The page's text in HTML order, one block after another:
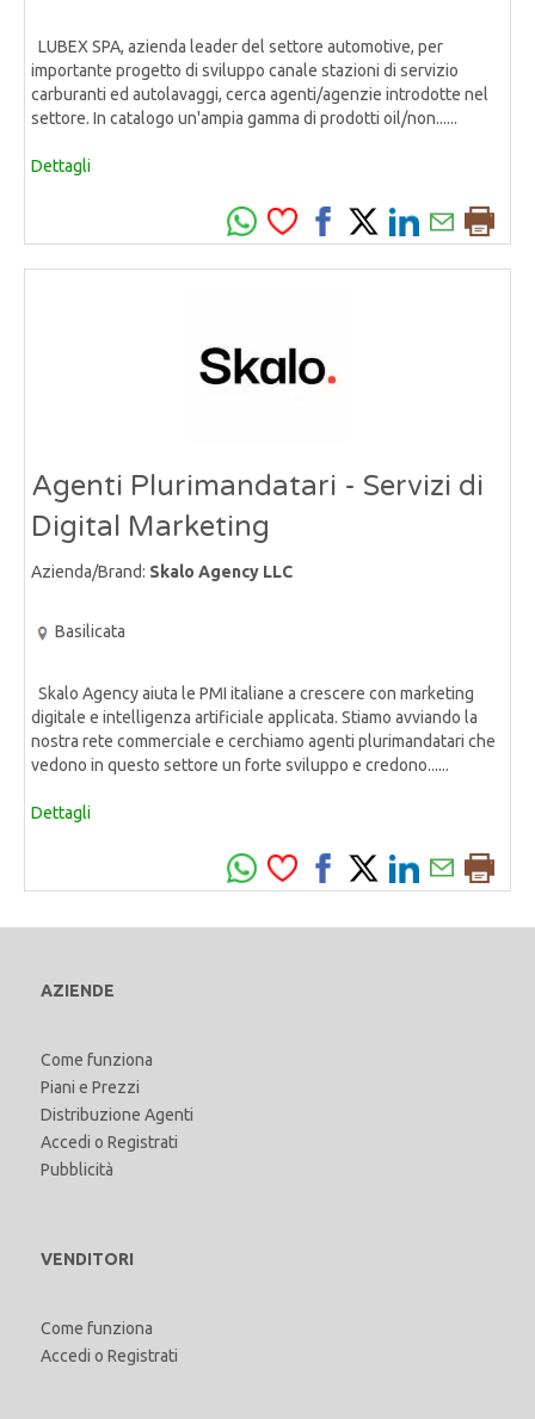
LUBEX SPA, azienda leader del settore automotive, per
importante progetto di sviluppo canale stazioni di servizio
carburanti ed autolavaggi, cerca agenti/agenzie introdotte nel
settore. In catalogo un'ampia gamma di prodotti oil/non......
Dettagli
Agenti Plurimandatari - Servizi di
Digital Marketing
Azienda/Brand: Skalo Agency LLC
Basilicata
Skalo Agency aiuta le PMI italiane a crescere con marketing
digitale e intelligenza artificiale applicata. Stiamo avviando la
nostra rete commerciale e cerchiamo agenti plurimandatari che
vedono in questo settore un forte sviluppo e credono......
Dettagli
AZIENDE
Come funziona
Piani e Prezzi
Distribuzione Agenti
Accedi o Registrati
Pubblicità
VENDITORI
Come funziona
Accedi o Registrati